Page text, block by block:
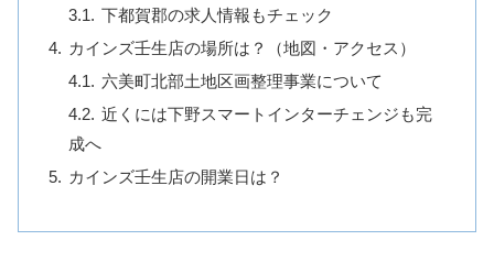
下都賀郡の求人情報もチェック
カインズ壬生店の場所は？（地図・アクセス）
六美町北部土地区画整理事業について
近くには下野スマートインターチェンジも完
成へ
カインズ壬生店の開業日は？